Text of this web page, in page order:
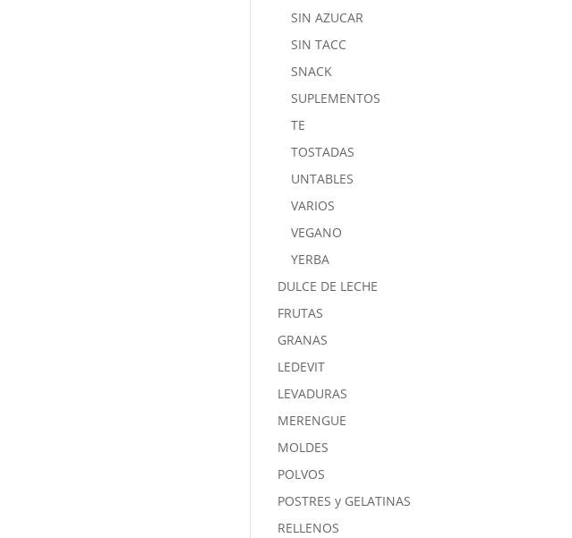
SIN AZUCAR
SIN TACC
SNACK
SUPLEMENTOS
TE
TOSTADAS
UNTABLES
VARIOS
VEGANO
YERBA
DULCE DE LECHE
FRUTAS
GRANAS
LEDEVIT
LEVADURAS
MERENGUE
MOLDES
POLVOS
POSTRES y GELATINAS
RELLENOS